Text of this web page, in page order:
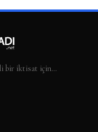
bir iktisat için…